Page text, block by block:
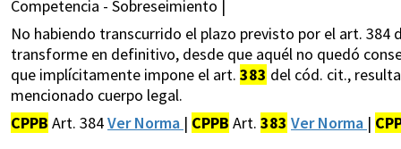
Competencia - Sobreseimiento |
No habiendo transcurrido el plazo previsto por el art. 384
transforme en definitivo, desde que aquél no quedó
que implícitamente impone el art. 383 del cód. cit.,
mencionado cuerpo legal.
CPPB Art. 384Ver Norma | CPPB Art. 383 Ver Norma |